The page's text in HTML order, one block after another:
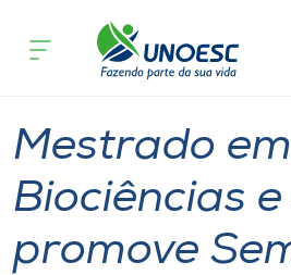
Cursos
Pesquisa
Atendimento ao Estudante
acontece
Trabalhador
Graduação
Mestrado em
Biociências
promove